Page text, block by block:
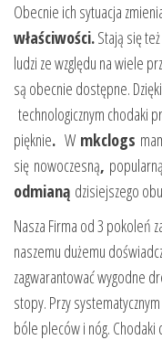
Obecnie ich sytuacja
właściwości.Stają się
ludzi ze względu na wiele
są obecnie dostępne.
technologicznym chodaki
pięknie. W mkclogs
się nowoczesną, popularną
odmianą dzisiejszego
Nasza Firma od 3 pokoleń
naszemu dużemu
zagwarantować wygodne
stopy. Przy
bóle pleców i nóg. Chodaki